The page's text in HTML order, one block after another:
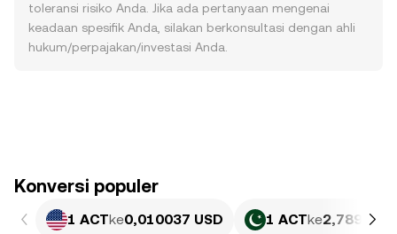
toleransi risiko Anda. Jika ada pertanyaan mengenai
keadaan spesifik Anda, silakan berkonsultasi dengan ahli
hukum/perpajakan/investasi Anda.
Konversi populer
1 ACTke0,010037 USD 1 ACTke2,789 PKR